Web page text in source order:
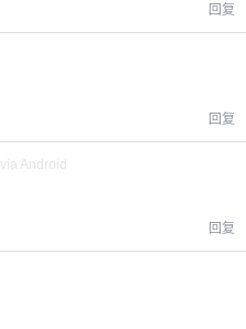
回复
回复
via Android
回复